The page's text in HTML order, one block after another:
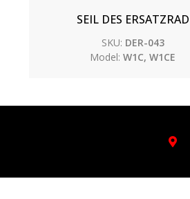
SEIL DES ERSATZRAD
SKU: DER-043
Model: W1C, W1CE